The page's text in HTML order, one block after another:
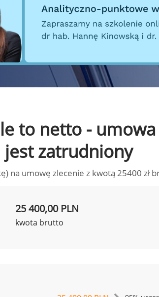
to netto -
zatrudniony
na umowę zlecenie z kwotą 25400 zł
25 400,00 PLN
kwota brutto